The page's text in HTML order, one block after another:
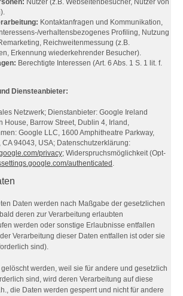
Nutzer (z.B. Webseitenbesucher, Nutzer von
Kontaktanfragen und Kommunikation,
verhaltensbezogenes Profiling, Nutzung
Reichweitenmessung (z.B.
Erkennung wiederkehrender Besucher).
Berechtigte Interessen (Art. 6 Abs. 1 S. 1 lit. f.
Diensteanbieter:
Netzwerk; Dienstanbieter: Google Ireland
House, Barrow Street, Dublin 4, Irland,
Google LLC, 1600 Amphitheatre Parkway,
CA 94043, USA; Datenschutzerklärung:
privacy; Widerspruchsmöglichkeit (Opt-
authenticated .
Daten werden nach Maßgabe der gesetzlichen
deren zur Verarbeitung erlaubten
werden oder sonstige Erlaubnisse entfallen
Verarbeitung dieser Daten entfallen ist oder sie
sind).
werden, weil sie für andere und gesetzlich
sind, wird deren Verarbeitung auf diese
die Daten werden gesperrt und nicht für andere